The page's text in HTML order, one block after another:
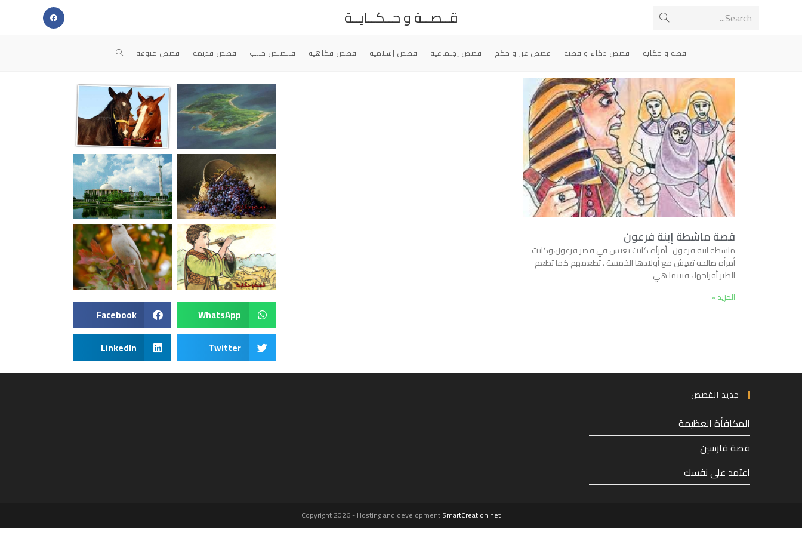
Search... قــصــة و حــكــايــة
قصة و حكاية قصص ذكاء و فطنة قصص عبر و حكم قصص إجتماعية قصص إسلامية قصص فكاهية قــصـص حــب قصص قديمة قصص منوعة
قصة ماشطة إبنة فرعون
ماشطة ابنه فرعون أمرأه كانت تعيش في قصر فرعون،وكانت
أمرأه صالحه تعيش مع أولادها الخمسة ، تطعمهم كما تطعم
الطير أفراخها ، فبينما هي
المزيد »
WhatsApp
Facebook
Twitter
LinkedIn
جديد القصص
المكافأة العظيمة
قصة فارسين
اعتمد على نفسك
Copyright 2026 - Hosting and developmentSmartCreation.net